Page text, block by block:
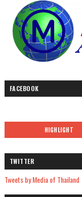
FACEBOOK
HIGHLIGHT
TWITTER
Tweets by Media of Thailand